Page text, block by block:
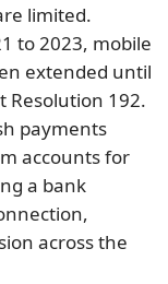
limited.
to 2023, mobile
extended until
Resolution 192.
payments
accounts for
a bank
across the